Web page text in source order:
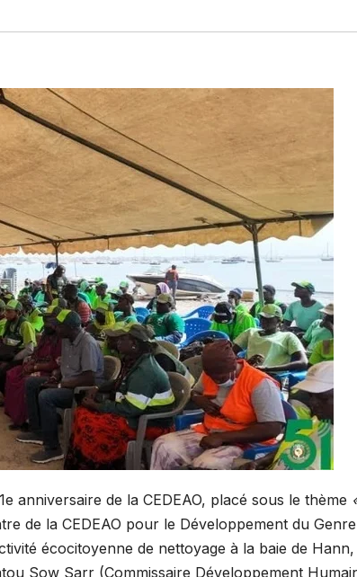
anniversaire de la CEDEAO, placé sous le thème
de la CEDEAO pour le Développement du Genre
écocitoyenne de nettoyage à la baie de
Sow Sarr (Commissaire Développement